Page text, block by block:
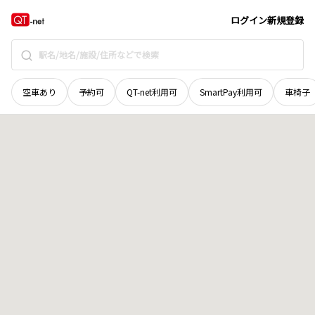
ログイン新規登録
空車あり 予約可 QT-net利用可 SmartPay利用可 車椅子
長野県